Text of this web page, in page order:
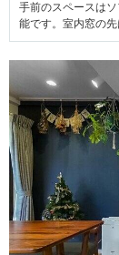
手前のスペースは
能です。室内窓の